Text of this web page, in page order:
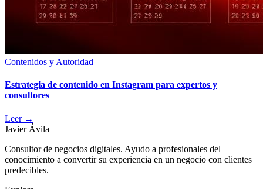
Contenidos y Autoridad
Estrategia de contenido en Instagram para expertos y
consultores
Leer →
Javier Ávila
Consultor de negocios digitales. Ayudo a profesionales del
conocimiento a convertir su experiencia en un negocio con clientes
predecibles.